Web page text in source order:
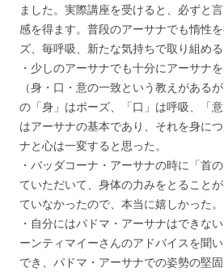
ました。実際講座を受けると、必ずと
感を得ます。普段のアーサナでも惰性
ズ、毎呼吸、新たな気持ちで取り組める
・少しのアーサナでも十分にアーサナ
（身・口・意の一致という教えがある
の「身」はポーズ、「口」は呼吸、「
はアーサナの基本であり、それを身に
ナと心は一変すると思った。
・バッダコーナ・アーサナの時に「首
ていただいて、身体の力みをとること
ていなかったので、本当に嬉しかった。
・自分にはパドマ・アーサナはできな
ーンティマイーさんのアドバイスを聞
でき、パドマ・アーサナでの姿勢の堅固